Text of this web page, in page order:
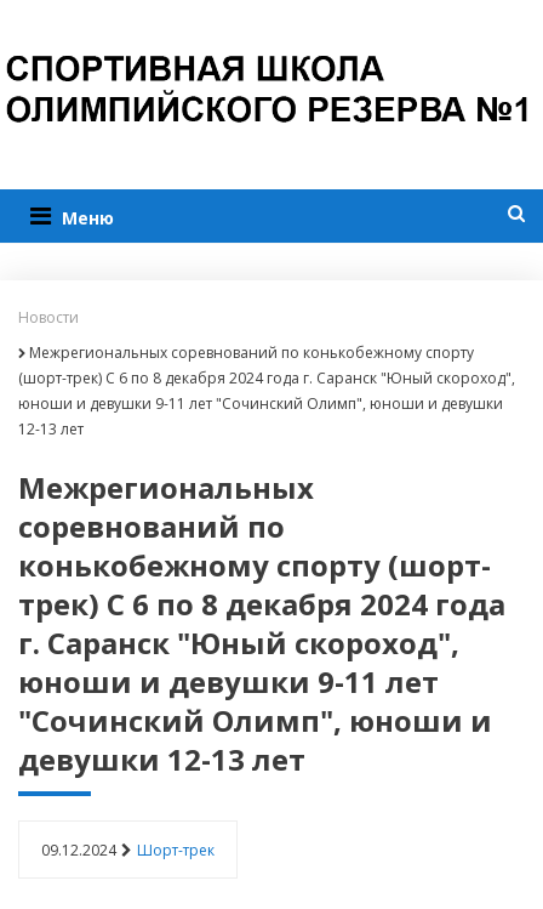
Меню
Новости
Межрегиональных соревнований по конькобежному спорту
(шорт-трек) С 6 по 8 декабря 2024 года г. Саранск "Юный скороход",
юноши и девушки 9-11 лет "Сочинский Олимп", юноши и девушки
12-13 лет
Межрегиональных
соревнований по
конькобежному спорту (шорт-
трек) С 6 по 8 декабря 2024 года
г. Саранск "Юный скороход",
юноши и девушки 9-11 лет
"Сочинский Олимп", юноши и
девушки 12-13 лет
09.12.2024 Шорт-трек